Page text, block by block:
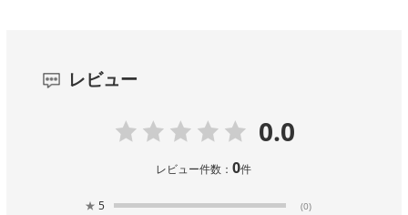
レビュー
0.0
レビュー件数：0件
★ 5 (0)